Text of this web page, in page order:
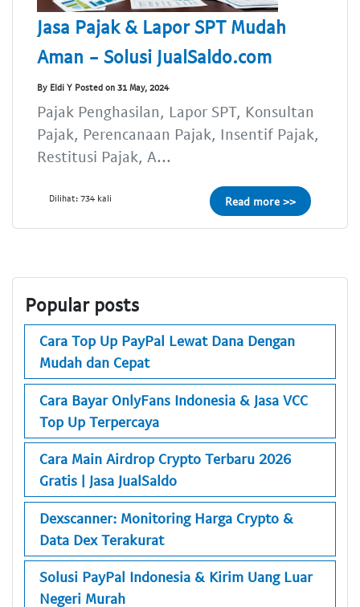
Jasa Pajak & Lapor SPT Mudah
Aman - Solusi JualSaldo.com
By Eldi Y Posted on 31 May, 2024
Pajak Penghasilan, Lapor SPT, Konsultan
Pajak, Perencanaan Pajak, Insentif Pajak,
Restitusi Pajak, A...
Dilihat: 734 kali Read more >>
Popular posts
Cara Top Up PayPal Lewat Dana Dengan
Mudah dan Cepat
Cara Bayar OnlyFans Indonesia & Jasa VCC
Top Up Terpercaya
Cara Main Airdrop Crypto Terbaru 2026
Gratis | Jasa JualSaldo
Dexscanner: Monitoring Harga Crypto &
Data Dex Terakurat
Solusi PayPal Indonesia & Kirim Uang Luar
Negeri Murah